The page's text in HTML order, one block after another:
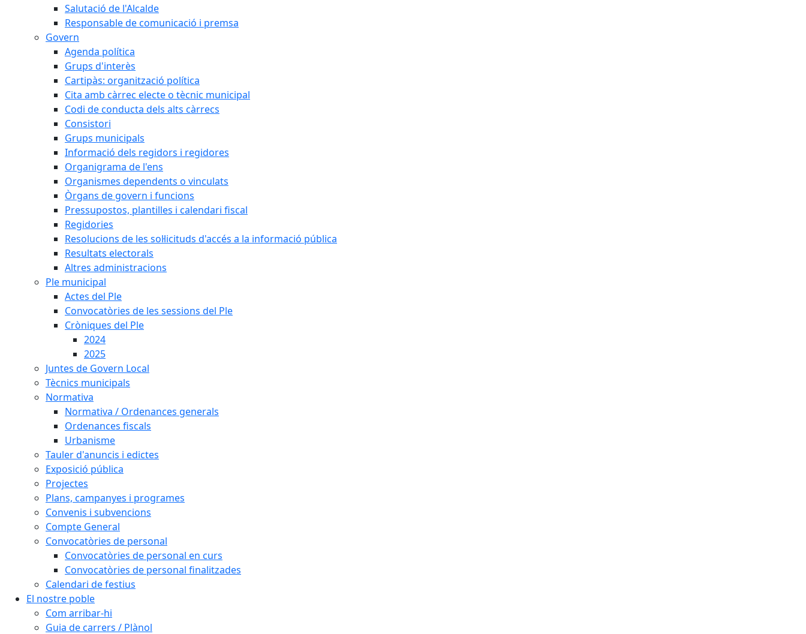
Salutació de l'Alcalde
Responsable de comunicació i premsa
Govern
Agenda política
Grups d'interès
Cartipàs: organització política
Cita amb càrrec electe o tècnic municipal
Codi de conducta dels alts càrrecs
Consistori
Grups municipals
Informació dels regidors i regidores
Organigrama de l'ens
Organismes dependents o vinculats
Òrgans de govern i funcions
Pressupostos, plantilles i calendari fiscal
Regidories
Resolucions de les sol·licituds d'accés a la informació pública
Resultats electorals
Altres administracions
Ple municipal
Actes del Ple
Convocatòries de les sessions del Ple
Cròniques del Ple
2024
2025
Juntes de Govern Local
Tècnics municipals
Normativa
Normativa / Ordenances generals
Ordenances fiscals
Urbanisme
Tauler d'anuncis i edictes
Exposició pública
Projectes
Plans, campanyes i programes
Convenis i subvencions
Compte General
Convocatòries de personal
Convocatòries de personal en curs
Convocatòries de personal finalitzades
Calendari de festius
El nostre poble
Com arribar-hi
Guia de carrers / Plànol